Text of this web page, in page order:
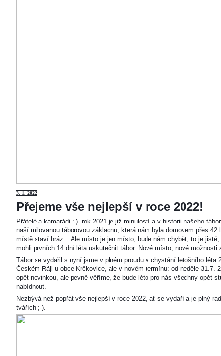
3. 1. 2022
Přejeme vše nejlepší v roce 2022!
Přátelé a kamarádi :-). rok 2021 je již minulostí a v historii našeho
naší milovanou táborovou základnu, která nám byla domovem přes
místě staví hráz... Ale místo je jen místo, bude nám chybět, to je
mohli prvních 14 dní léta uskutečnit tábor. Nové místo, nové
Tábor se vydařil s nyní jsme v plném proudu v chystání letošního léta
Českém Ráji u obce Krčkovice, ale v novém termínu: od neděle 31.7.
opět novinkou, ale pevně věříme, že bude léto pro nás všechny opět
nabídnout.
Nezbývá než popřát vše nejlepší v roce 2022, ať se vydaří a je plný
tvářích ;-).